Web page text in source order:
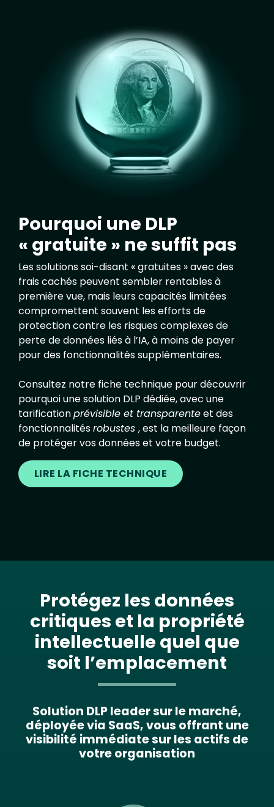
Pourquoi une DLP
« gratuite » ne suffit pas
Les solutions soi-disant « gratuites » avec des
frais cachés peuvent sembler rentables à
première vue, mais leurs capacités limitées
compromettent souvent les efforts de
protection contre les risques complexes de
perte de données liés à l’IA, à moins de payer
pour des fonctionnalités supplémentaires.
Consultez notre fiche technique pour découvrir
pourquoi une solution DLP dédiée, avec une
tarificationprévisible et transparenteet des
fonctionnalitésrobustes , est la meilleure façon
de protéger vos données et votre budget.
LIRE LA FICHE TECHNIQUE
Protégez les données
critiques et la propriété
intellectuelle quel que
soit l’emplacement
Solution DLP leader sur le marché,
déployée via SaaS, vous offrant une
visibilité immédiate sur les actifs de
votre organisation